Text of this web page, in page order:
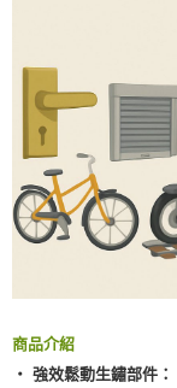
商品介紹
‧ 強效鬆動生鏽部件：